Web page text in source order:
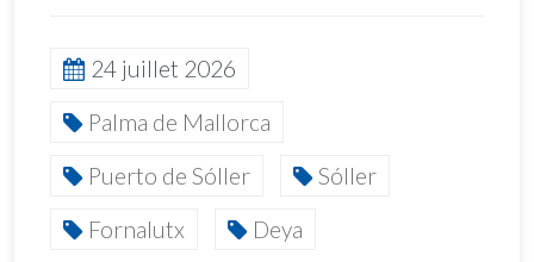
24 juillet 2026
Palma de Mallorca
Puerto de Sóller
Sóller
Fornalutx
Deya